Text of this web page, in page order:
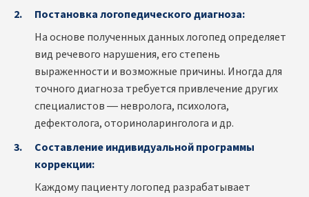
Постановка логопедического диагноза:
На основе полученных данных логопед определяет
вид речевого нарушения, его степень
выраженности и возможные причины. Иногда для
точного диагноза требуется привлечение других
специалистов — невролога, психолога,
дефектолога, оториноларинголога и др.
Составление индивидуальной программы
коррекции:
Каждому пациенту логопед разрабатывает